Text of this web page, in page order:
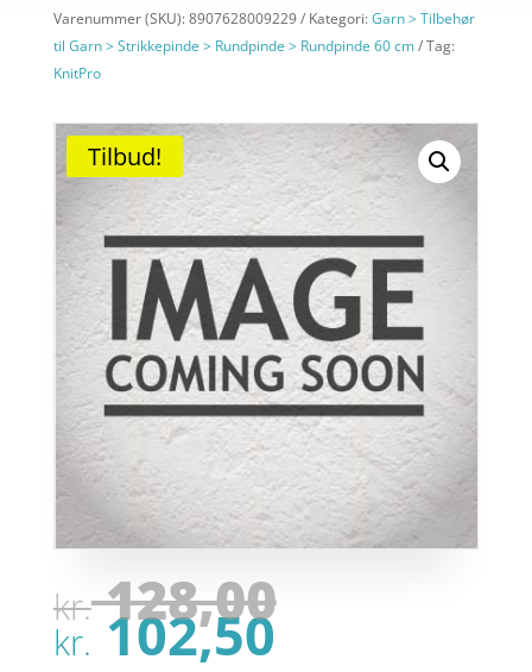
Varenummer (SKU):8907628009229 Kategori:Garn > Tilbehør
til Garn > Strikkepinde > Rundpinde > Rundpinde 60 cm
Tag:
KnitPro
Tilbud!
kr.128,00Den
kr.102,50Den